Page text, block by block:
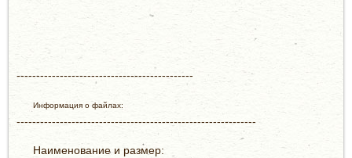
---------------------------------------------
Информация о файлах:
-------------------------------------------------------------
Наименование и размер: